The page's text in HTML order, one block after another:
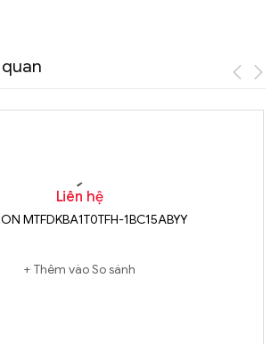
Liên hệ
MTFDKBA1T0TFH-1BC15ABYY
Thêm vào So sánh